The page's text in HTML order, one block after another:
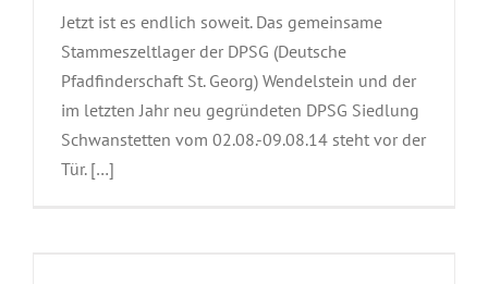
Jetzt ist es endlich soweit. Das gemeinsame
Stammeszeltlager der DPSG (Deutsche
Pfadfinderschaft St. Georg) Wendelstein und der
im letzten Jahr neu gegründeten DPSG Siedlung
Schwanstetten vom 02.08.-09.08.14 steht vor der
Tür. […]